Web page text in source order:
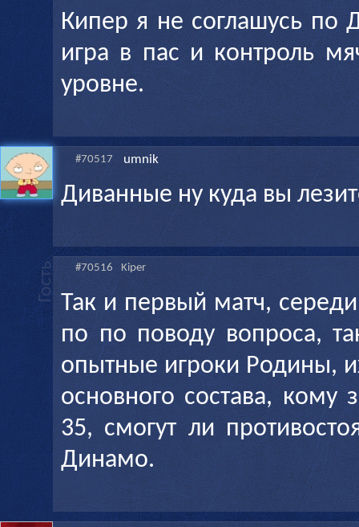
Кипер я не соглашусь по
игра в пас и контроль
уровне.
#70517 umnik
Диванные ну куда вы
#70516 Kiper
Так и первый матч,
по по поводу вопроса,
опытные игроки Родины,
основного состава,
35, смогут ли
Динамо.